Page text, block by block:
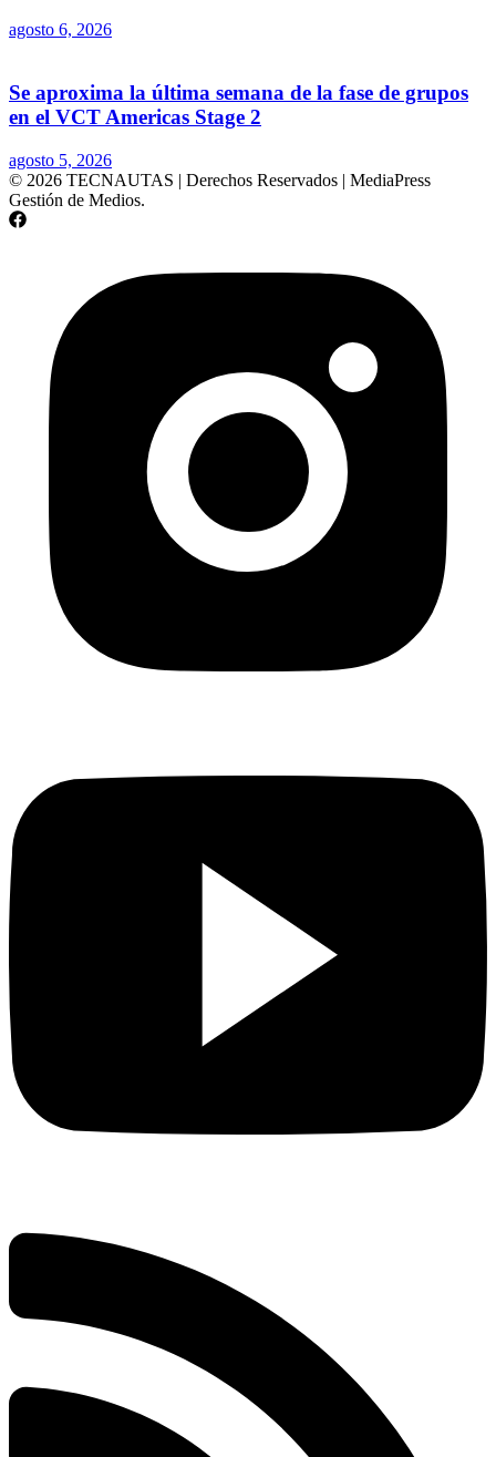
agosto 6, 2026
Se aproxima la última semana de la fase de grupos
en el VCT Americas Stage 2
agosto 5, 2026
© 2026 TECNAUTAS | Derechos Reservados | MediaPress
Gestión de Medios.